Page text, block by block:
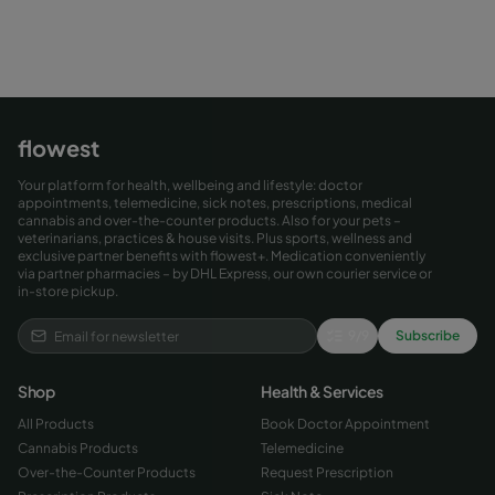
flowest
Your platform for health, wellbeing and lifestyle: doctor
appointments, telemedicine, sick notes, prescriptions, medical
cannabis and over-the-counter products. Also for your pets –
veterinarians, practices & house visits. Plus sports, wellness and
exclusive partner benefits with flowest+. Medication conveniently
via partner pharmacies – by DHL Express, our own courier service or
in-store pickup.
Subscribe
Shop
All Products
Cannabis Products
Over-the-Counter Products
Health & Services
Book Doctor Appointment
Telemedicine
Request Prescription